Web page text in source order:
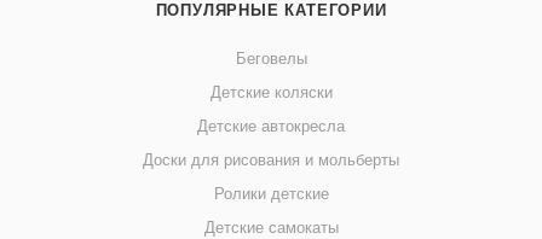
ПОПУЛЯРНЫЕ КАТЕГОРИИ
Беговелы
Детские коляски
Детские автокресла
Доски для рисования и мольберты
Ролики детские
Детские самокаты